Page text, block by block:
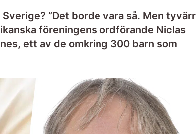
”Det borde vara så. Men tyvärr
föreningens ordförande Niclas
ett av de omkring 300 barn som